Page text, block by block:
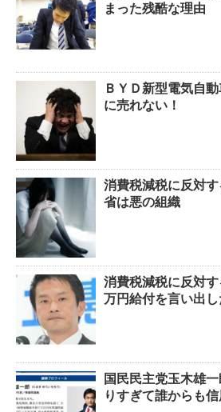
まった残酷な理由
ＢＹＤ新型電気自
に売れない！
消費税減税に反対
省は悪の組織
消費税減税に反対
万円給付を言い出し
国民民主党玉木雄
りすぎて誰からも